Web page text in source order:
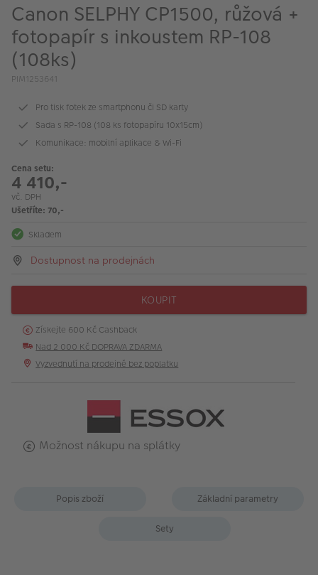
FOTO BAZAR
Akce a slevy
Canon SELPHY CP1500, růžová +
fotopapír s inkoustem RP-108
(108ks)
PIM1253641
Pro tisk fotek ze smartphonu či SD karty
Sada s RP-108 (108 ks fotopapíru 10x15cm)
Komunikace: mobilní aplikace & Wi-Fi
Cena setu:
4 410,-
vč. DPH
Ušetříte: 70,-
Skladem
Dostupnost na prodejnách
KOUPIT
Získejte 600 Kč Cashback
Nad 2 000 Kč DOPRAVA ZDARMA
Vyzvednutí na prodejně bez poplatku
Možnost nákupu na splátky
Popis zboží Základní parametry
Sety